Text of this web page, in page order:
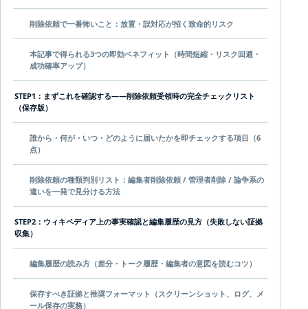
削除依頼で一番怖いこと：放置・誤対応が招く致命的リスク
本記事で得られる3つの即効ベネフィット（時間短縮・リスク回避・
成功確率アップ）
STEP1：まずこれを確認する——削除依頼受領時の完全チェックリスト
（保存版）
誰から・何が・いつ・どのように届いたかを即チェックする項目（6
点）
削除依頼の種類判別リスト：編集者削除依頼 / 管理者削除 / 論争系の
違いを一発で見分ける方法
STEP2：ウィキペディア上の事実確認と編集履歴の見方（失敗しない証拠
収集）
編集履歴の読み方（差分・トーク履歴・編集者の意図を読むコツ）
保存すべき証拠と推奨フォーマット（スクリーンショット、ログ、メ
ール保存の実務）